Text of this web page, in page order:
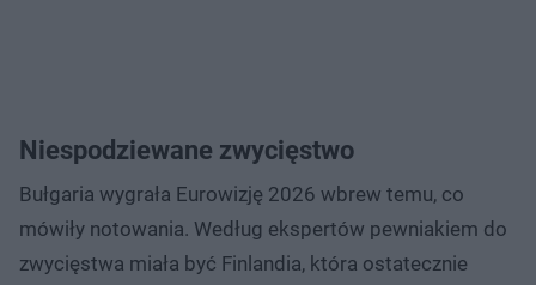
Niespodziewane zwycięstwo
Bułgaria wygrała Eurowizję 2026 wbrew temu, co
mówiły notowania. Według ekspertów pewniakiem do
zwycięstwa miała być Finlandia, która ostatecznie